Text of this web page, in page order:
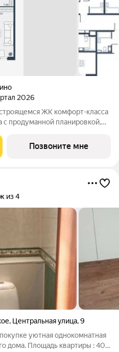
2026
ЖК комфорт-клacca
продуманной планировкой,
получить максимум
Позвоните мне
из 4
, Центральная улица,9
уютная однокомнатная
дома. Площадь квартиры : 40,5